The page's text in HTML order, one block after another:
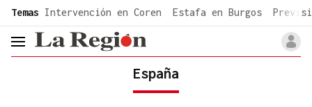
common.go-to-content
Temas Intervención en Coren Estafa en Burgos
header.menu.open
España